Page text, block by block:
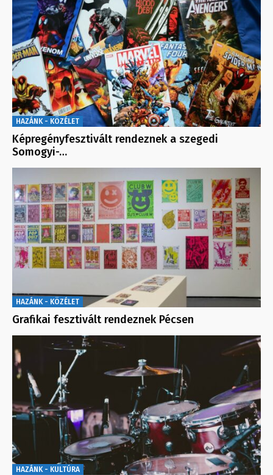
HAZÁNK - KÖZÉLET
Képregényfesztivált rendeznek a szegedi
Somogyi-…
HAZÁNK - KÖZÉLET
Grafikai fesztivált rendeznek Pécsen
HAZÁNK - KULTÚRA